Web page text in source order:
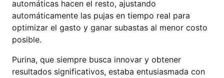
automáticas hacen el resto, ajustando
automáticamente las pujas en tiempo real para
optimizar el gasto y ganar subastas al menor costo
posible.
Purina, que siempre busca innovar y obtener
resultados significativos, estaba entusiasmada con